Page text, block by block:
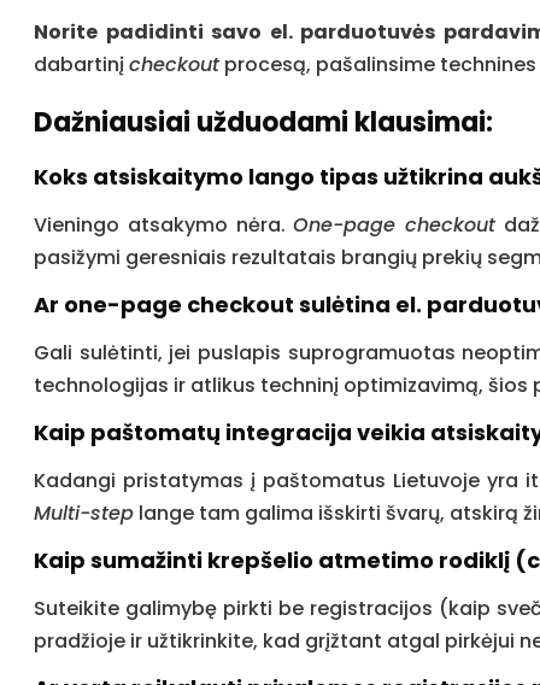
Norite padidinti savo el. parduotuvės
dabartinįcheckout procesą, pašalinsime
Dažniausiai užduodami klausimai:
Koks atsiskaitymo lango tipas užtikrina
Vieningo atsakymo nėra.One-page checkout
pasižymi geresniais rezultatais brangių prekių
Ar one-page checkout sulėtina el.
Gali sulėtinti, jei puslapis suprogramuotas
technologijas ir atlikus techninį optimizavimą, šios
Kaip paštomatų integracija veikia
Kadangi pristatymas į paštomatus Lietuvoje yra
Multi-step lange tam galima išskirti švarų, atskirą
Kaip sumažinti krepšelio atmetimo rodiklį
Suteikite galimybę pirkti be registracijos (kaip
pradžioje ir užtikrinkite, kad grįžtant atgal pirkėjui